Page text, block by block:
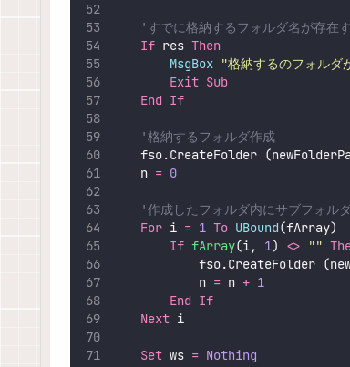
'すでに格納するフォルダ名が存在
If res Then
MsgBox "格納するのフォルダ
Exit Sub
End If
'格納するフォルダ作成
fso.CreateFolder
    n
= 0
'作成したフォルダ内にサブフォル
For i = 1 To UBound(fArray)
If fArray(i, 1) <> ""
fso.CreateFolder
            n
= n + 1
End If
Next i
Set ws = Nothing